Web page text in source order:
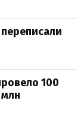
переписали
100